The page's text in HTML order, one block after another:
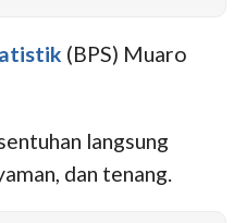
(BPS) Muaro
langsung
dan tenang.